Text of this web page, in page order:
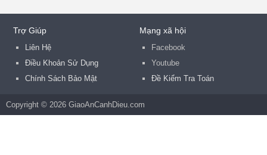
Trợ Giúp
Liên Hệ
Điều Khoản Sử Dụng
Chính Sách Bảo Mật
Mạng xã hội
Facebook
Youtube
Đề Kiểm Tra Toán
Copyright © 2026 GiaoAnCanhDieu.com